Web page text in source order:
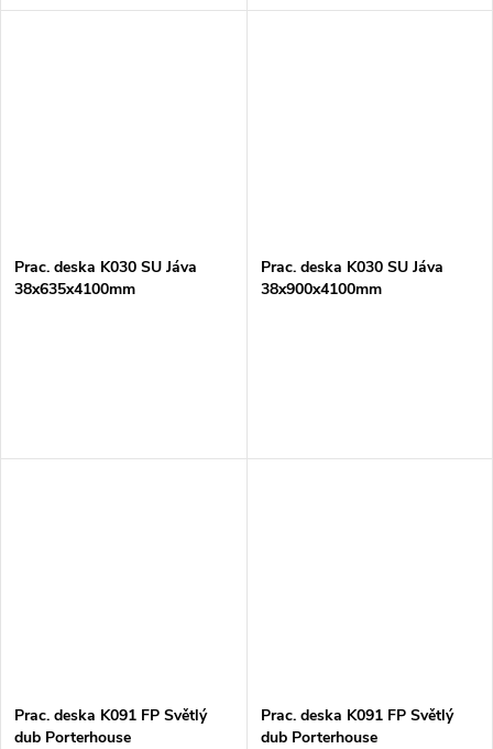
Prac. deska K030 SU Jáva
38x635x4100mm
Prac. deska K030 SU Jáva
38x900x4100mm
Prac. deska K091 FP Světlý
dub Porterhouse
Prac. deska K091 FP Světlý
dub Porterhouse